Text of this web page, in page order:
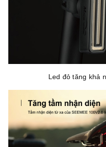
Led đỏ tăng khả